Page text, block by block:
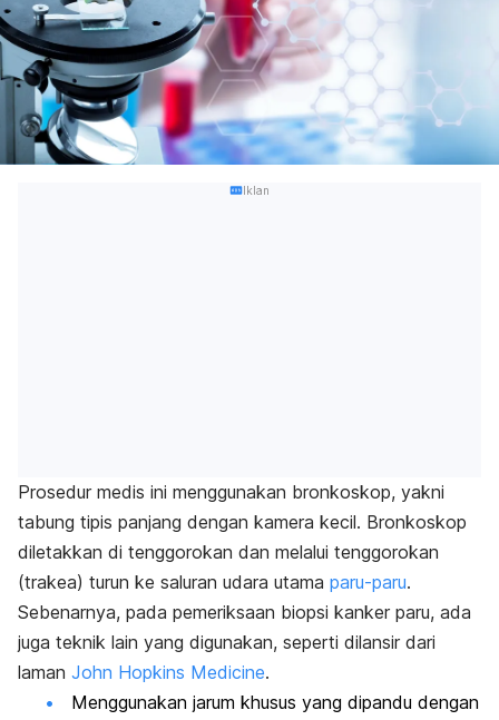
Iklan
Prosedur medis ini menggunakan bronkoskop, yakni
tabung tipis panjang dengan kamera kecil. Bronkoskop
diletakkan di tenggorokan dan melalui tenggorokan
(trakea) turun ke saluran udara utama paru-paru.
Sebenarnya, pada pemeriksaan biopsi kanker paru, ada
juga teknik lain yang digunakan, seperti dilansir dari
laman John Hopkins Medicine.
Menggunakan jarum khusus yang dipandu dengan